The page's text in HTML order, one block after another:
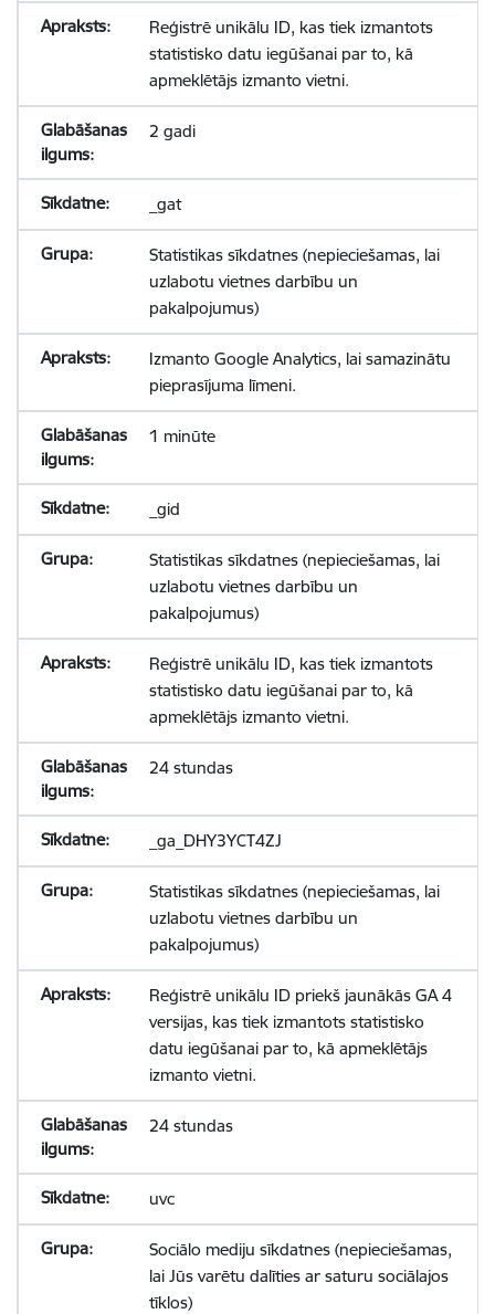
Reģistrē unikālu ID, kas tiek izmantots
statistisko datu iegūšanai par to, kā
apmeklētājs izmanto vietni.
2 gadi
_gat
Statistikas sīkdatnes (nepieciešamas, lai
uzlabotu vietnes darbību un
pakalpojumus)
Izmanto Google Analytics, lai samazinātu
pieprasījuma līmeni.
1 minūte
_gid
Statistikas sīkdatnes (nepieciešamas, lai
uzlabotu vietnes darbību un
pakalpojumus)
Reģistrē unikālu ID, kas tiek izmantots
statistisko datu iegūšanai par to, kā
apmeklētājs izmanto vietni.
24 stundas
_ga_DHY3YCT4ZJ
Statistikas sīkdatnes (nepieciešamas, lai
uzlabotu vietnes darbību un
pakalpojumus)
Reģistrē unikālu ID priekš jaunākās GA 4
versijas, kas tiek izmantots statistisko
datu iegūšanai par to, kā apmeklētājs
izmanto vietni.
24 stundas
uvc
Sociālo mediju sīkdatnes (nepieciešamas,
lai Jūs varētu dalīties ar saturu sociālajos
tīklos)